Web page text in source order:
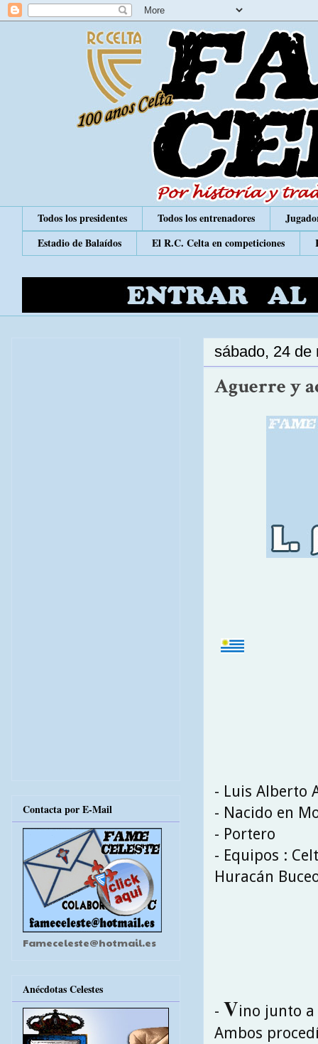
Todos los presidentes Todos los entrenadores
Estadio de Balaídos
El R.C. Celta en competiciones
sábado, 24 de
Aguerre y
- Luis Alberto
- Nacido en
- Portero
- Equipos :
Huracán
- Vino junto
Ambos
Contacta por E-Mail
Fameceleste@hotmail.es
Anécdotas Celestes